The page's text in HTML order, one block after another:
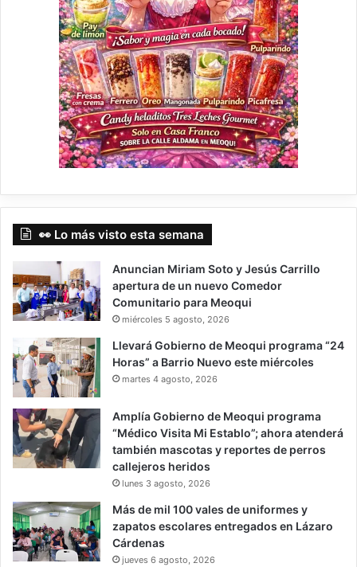
👀 Lo más visto esta semana
Anuncian Miriam Soto y Jesús Carrillo
apertura de un nuevo Comedor
Comunitario para Meoqui
miércoles 5 agosto, 2026
Llevará Gobierno de Meoqui programa “24
Horas” a Barrio Nuevo este miércoles
martes 4 agosto, 2026
Amplía Gobierno de Meoqui programa
“Médico Visita Mi Establo”; ahora atenderá
también mascotas y reportes de perros
callejeros heridos
lunes 3 agosto, 2026
Más de mil 100 vales de uniformes y
zapatos escolares entregados en Lázaro
Cárdenas
jueves 6 agosto, 2026